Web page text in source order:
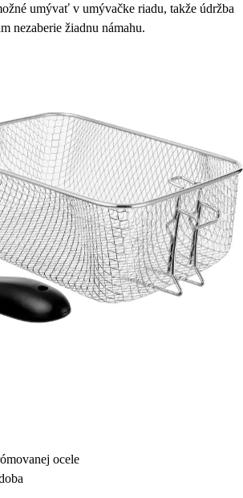
umývať v umývačke riadu, takže údržba
nezaberie žiadnu námahu.
ocele